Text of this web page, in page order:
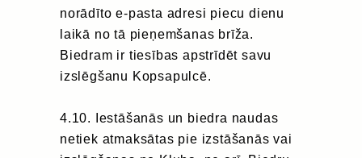
norādīto e-pasta adresi piecu dienu
laikā no tā pieņemšanas brīža.
Biedram ir tiesības apstrīdēt savu
izslēgšanu Kopsapulcē.
4.10. Iestāšanās un biedra naudas
netiek atmaksātas pie izstāšanās vai